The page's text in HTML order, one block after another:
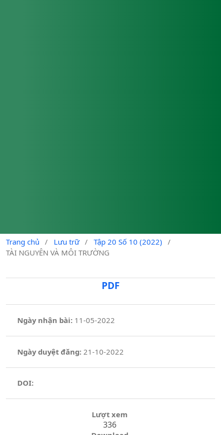
Trang chủ / Lưu trữ / Tập 20 Số 10 (2022)
/
TÀI NGUYÊN VÀ MÔI TRƯỜNG
PDF
Ngày nhận bài: 11-05-2022
Ngày duyệt đăng:21-10-2022
DOI:
Lượt xem
336